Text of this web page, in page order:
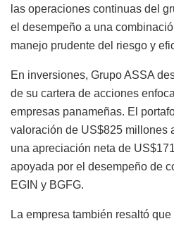
las operaciones continuas del
el desempeño a una
manejo prudente del riesgo y
En inversiones, Grupo ASSA
de su cartera de acciones
empresas panameñas. El
valoración de US$825 millones
una apreciación neta de
apoyada por el desempeño de
EGIN y BGFG.
La empresa también resaltó